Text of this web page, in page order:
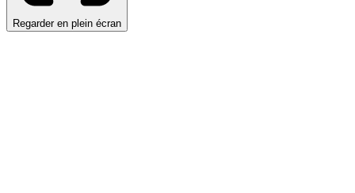
Regarder en plein écran